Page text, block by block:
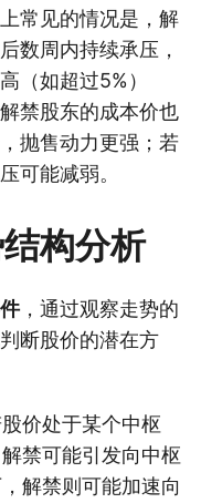
常见的情况是，解
数周内持续承压，
（如超过5%）
禁股东的成本价也
抛售动力更强；若
可能减弱。
构分析
，通过观察走势的
断股价的潜在方
价处于某个中枢
禁可能引发向中枢
解禁则可能加速向